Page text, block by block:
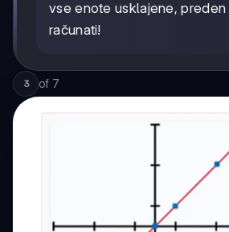
vse enote usklajene, preden
računati!
3 of 7